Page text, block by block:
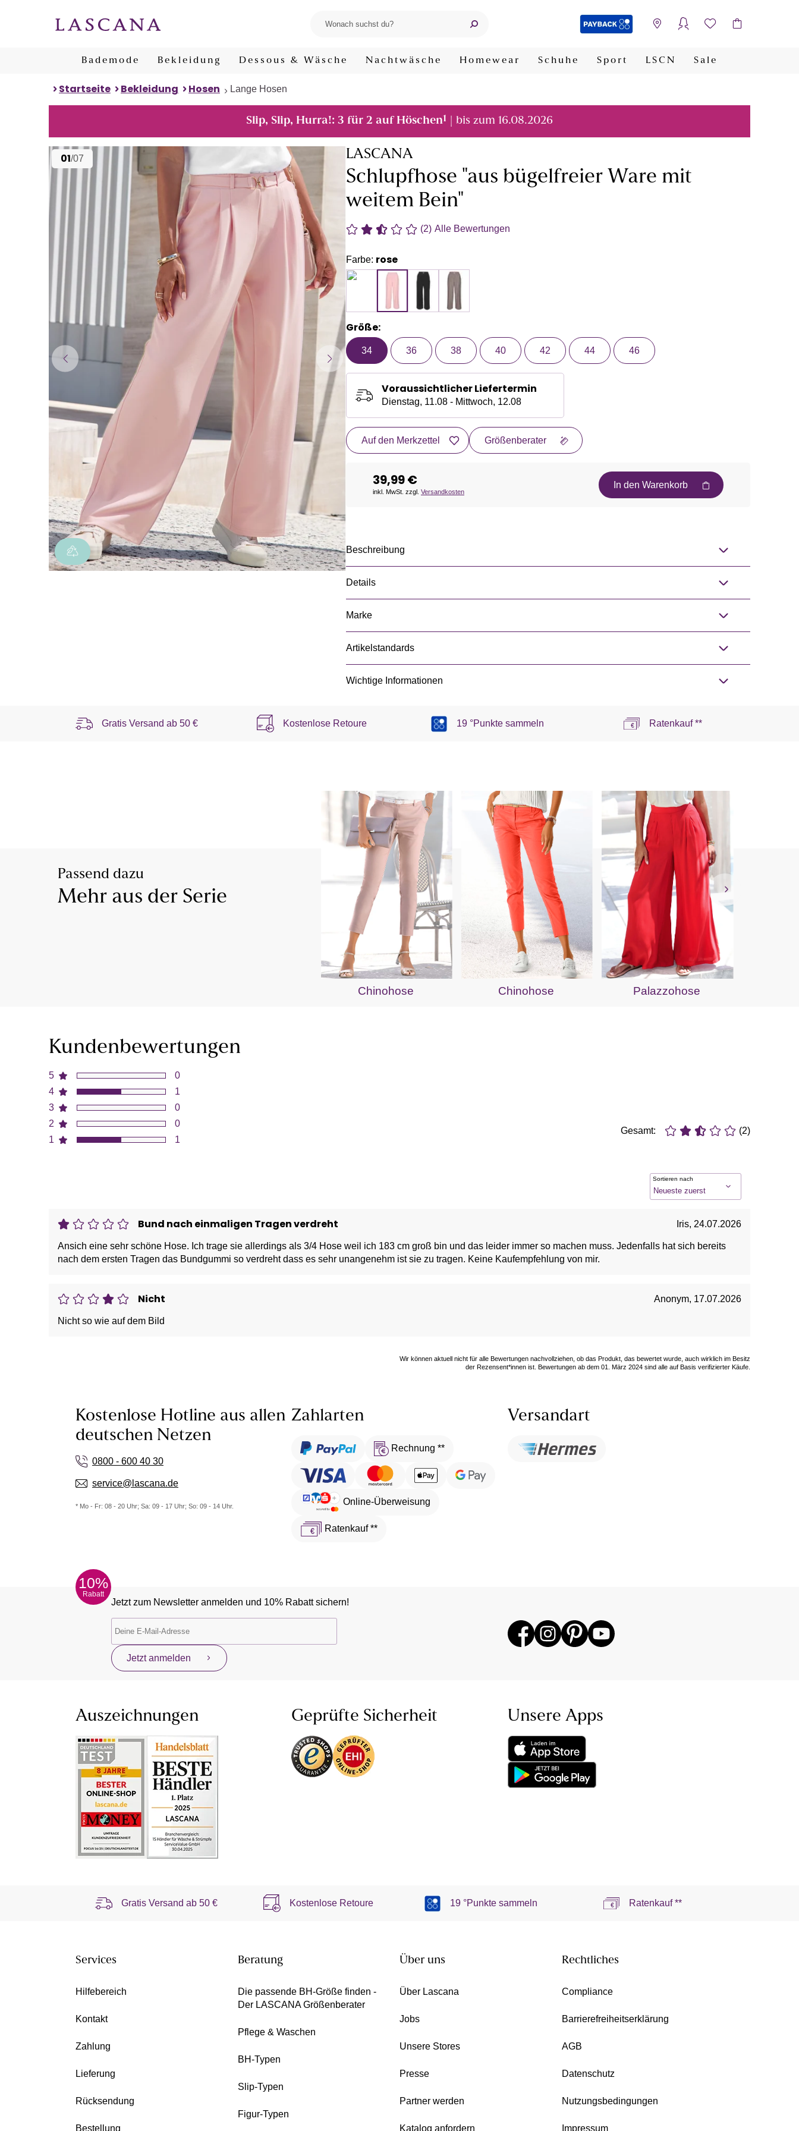
Bademode Bekleidung Dessous & Wäsche Nachtwäsche Homewear Schuhe Sport LSCN Sale
Startseite Bekleidung Hosen Lange Hosen
Slip, Slip, Hurra!: 3 für 2 auf Höschen1 | bis zum 16.08.2026
01/07 LASCANA
Schlupfhose "aus bügelfreier Ware mit
weitem Bein"
(2) Alle Bewertungen
Farbe: rose
Größe:
34 36 38 40 42 44 46
Voraussichtlicher Liefertermin
Dienstag, 11.08 - Mittwoch, 12.08
Auf den Merkzettel Größenberater
39,99 €
inkl. MwSt. zzgl. Versandkosten
In den Warenkorb
Beschreibung
Details
Marke
Artikelstandards
Wichtige Informationen
Gratis Versand ab 50 € Kostenlose Retoure 19 °Punkte sammeln Ratenkauf **
Passend dazu
Mehr aus der Serie
Chinohose Chinohose Palazzohose
Kundenbewertungen
5
4
3
2
1
0
1
0
0
1
Gesamt: (2)
Sortieren nach
Bund nach einmaligen Tragen verdreht Iris, 24.07.2026
Ansich eine sehr schöne Hose. Ich trage sie allerdings als 3/4 Hose weil ich 183 cm groß bin und das leider immer so machen muss. Jedenfalls hat sich bereits
nach dem ersten Tragen das Bundgummi so verdreht dass es sehr unangenehm ist sie zu tragen. Keine Kaufempfehlung von mir.
Nicht Anonym, 17.07.2026
Nicht so wie auf dem Bild
Wir können aktuell nicht für alle Bewertungen nachvollziehen, ob das Produkt, das bewertet wurde, auch wirklich im Besitz
der Rezensent*innen ist. Bewertungen ab dem 01. März 2024 sind alle auf Basis verifizierter Käufe.
Kostenlose Hotline aus allen
deutschen Netzen
0800 - 600 40 30
service@lascana.de
* Mo - Fr: 08 - 20 Uhr; Sa: 09 - 17 Uhr; So: 09 - 14 Uhr.
Zahlarten
Rechnung **
Online-Überweisung
Ratenkauf **
Versandart
10%
Rabatt
Jetzt zum Newsletter anmelden und 10% Rabatt sichern!
Jetzt anmelden
Auszeichnungen Geprüfte Sicherheit Unsere Apps
Gratis Versand ab50 € Kostenlose Retoure 19 °Punkte sammeln Ratenkauf **
Services
Hilfebereich
Kontakt
Zahlung
Lieferung
Rücksendung
Bestellung
Beratung
Die passende BH-Größe finden -
Der LASCANA Größenberater
Pflege & Waschen
BH-Typen
Slip-Typen
Figur-Typen
Über uns
Über Lascana
Jobs
Unsere Stores
Presse
Partner werden
Katalog anfordern
Rechtliches
Compliance
Barrierefreiheitserklärung
AGB
Datenschutz
Nutzungsbedingungen
Impressum